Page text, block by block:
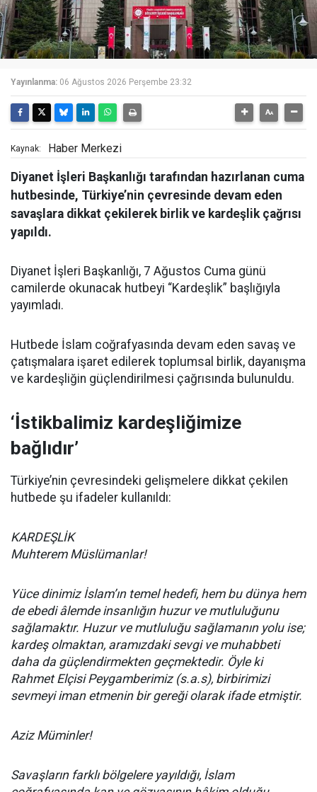
Yayınlanma: 06 Ağustos 2026 Perşembe 23:32
Kaynak: Haber Merkezi
Diyanet İşleri Başkanlığı tarafından hazırlanan cuma
hutbesinde, Türkiye’nin çevresinde devam eden
savaşlara dikkat çekilerek birlik ve kardeşlik çağrısı
yapıldı.
Diyanet İşleri Başkanlığı, 7 Ağustos Cuma günü
camilerde okunacak hutbeyi “Kardeşlik” başlığıyla
yayımladı.
Hutbede İslam coğrafyasında devam eden savaş ve
çatışmalara işaret edilerek toplumsal birlik, dayanışma
ve kardeşliğin güçlendirilmesi çağrısında bulunuldu.
‘İstikbalimiz kardeşliğimize
bağlıdır’
Türkiye’nin çevresindeki gelişmelere dikkat çekilen
hutbede şu ifadeler kullanıldı:
KARDEŞLİK
Muhterem Müslümanlar!
Yüce dinimiz İslam’ın temel hedefi, hem bu dünya hem
de ebedi âlemde insanlığın huzur ve mutluluğunu
sağlamaktır. Huzur ve mutluluğu sağlamanın yolu ise;
kardeş olmaktan, aramızdaki sevgi ve muhabbeti
daha da güçlendirmekten geçmektedir. Öyle ki
Rahmet Elçisi Peygamberimiz (s.a.s), birbirimizi
sevmeyi iman etmenin bir gereği olarak ifade etmiştir.
Aziz Müminler!
Savaşların farklı bölgelere yayıldığı, İslam